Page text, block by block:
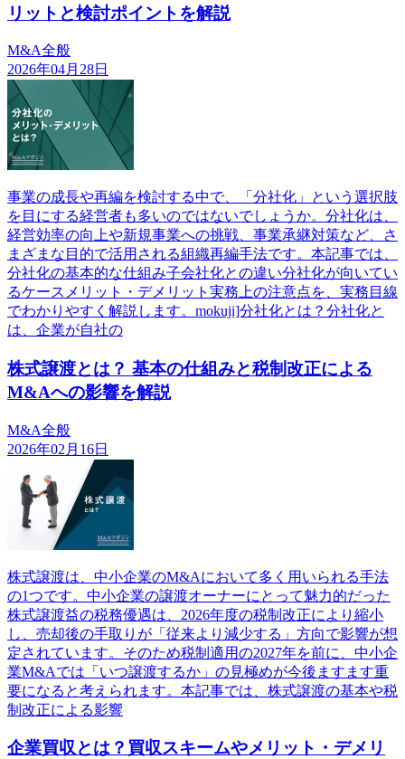
リットと検討ポイントを解説
M&A全般
2026年04月28日
事業の成長や再編を検討する中で、「分社化」という選択肢
を目にする経営者も多いのではないでしょうか。分社化は、
経営効率の向上や新規事業への挑戦、事業承継対策など、さ
まざまな目的で活用される組織再編手法です。本記事では、
分社化の基本的な仕組み子会社化との違い分社化が向いてい
るケースメリット・デメリット実務上の注意点を、実務目線
でわかりやすく解説します。mokuji]分社化とは？分社化と
は、企業が自社の
株式譲渡とは？ 基本の仕組みと税制改正による
M&Aへの影響を解説
M&A全般
2026年02月16日
株式譲渡は、中小企業のM&Aにおいて多く用いられる手法
の1つです。中小企業の譲渡オーナーにとって魅力的だった
株式譲渡益の税務優遇は、2026年度の税制改正により縮小
し、売却後の手取りが「従来より減少する」方向で影響が想
定されています。そのため税制適用の2027年を前に、中小企
業M&Aでは「いつ譲渡するか」の見極めが今後ますます重
要になると考えられます。本記事では、株式譲渡の基本や税
制改正による影響
企業買収とは？買収スキームやメリット・デメリ